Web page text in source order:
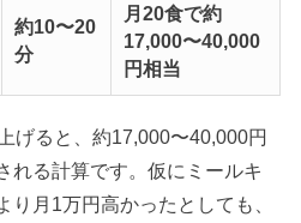
約10〜20
分
月20食で約
17,000〜40,000
円相当
げると、約17,000〜40,000円
れる計算です。仮にミールキ
り月1万円高かったとしても、